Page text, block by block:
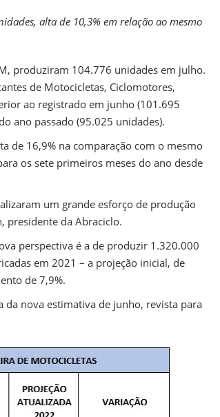
alta de 10,3% em relação ao mesmo
produziram 104.776 unidades em julho.
de Motocicletas, Ciclomotores,
ao registrado em junho (101.695
ano passado (95.025 unidades).
de 16,9% na comparação com o mesmo
os sete primeiros meses do ano desde
um grande esforço de produção
presidente da Abraciclo.
perspectiva é a de produzir 1.320.000
em 2021 – a projeção inicial, de
de 7,9%.
da nova estimativa de junho, revista para